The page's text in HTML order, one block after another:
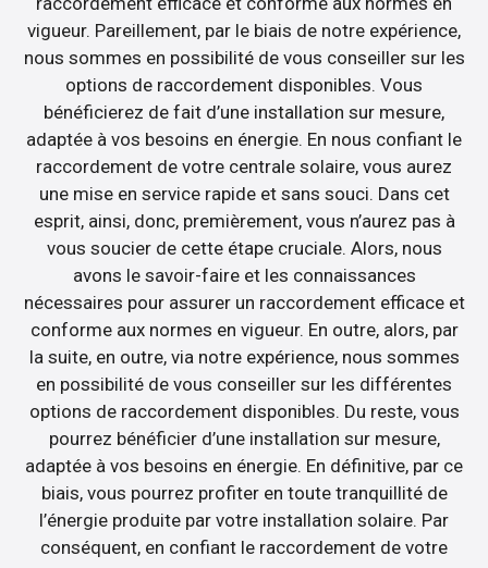
vigueur. Pareillement, par le biais de notre expérience,
nous sommes en possibilité de vous conseiller sur les
options de raccordement disponibles. Vous
bénéficierez de fait d’une installation sur mesure,
adaptée à vos besoins en énergie. En nous confiant le
raccordement de votre centrale solaire, vous aurez
une mise en service rapide et sans souci. Dans cet
esprit, ainsi, donc, premièrement, vous n’aurez pas à
vous soucier de cette étape cruciale. Alors, nous
avons le savoir-faire et les connaissances
nécessaires pour assurer un raccordement efficace et
conforme aux normes en vigueur. En outre, alors, par
la suite, en outre, via notre expérience, nous sommes
en possibilité de vous conseiller sur les différentes
options de raccordement disponibles. Du reste, vous
pourrez bénéficier d’une installation sur mesure,
adaptée à vos besoins en énergie. En définitive, par ce
biais, vous pourrez profiter en toute tranquillité de
l’énergie produite par votre installation solaire. Par
conséquent, en confiant le raccordement de votre